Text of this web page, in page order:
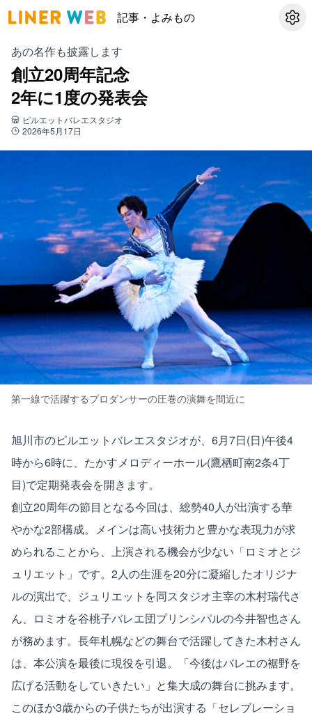
記事・よみもの 設定
あの名作も披露します
創立20周年記念
2年に1度の発表会
ピルエットバレエスタジオ
2026年5月17日
第一線で活躍するプロダンサーの圧巻の演舞を間近に
旭川市のピルエットバレエスタジオが、6月7日(日)午後4
時から6時に、たかすメロディーホール(鷹栖町南2条4丁
目)で定期発表会を開きます。
創立20周年の節目となる今回は、総勢40人が出演する華
やかな2部構成。メインは高い技術力と豊かな表現力が求
められることから、上演される機会が少ない「ロミオとジ
ュリエット」です。2人の生涯を20分に凝縮したオリジナ
ルの演出で、ジュリエットを同スタジオ主宰の木村瑞代さ
ん、ロミオを谷桃子バレエ団プリンシパルの今井智也さん
が務めます。長年札幌などの舞台で活躍してきた木村さん
は、本公演を最後に現役を引退。「今後はバレエの裾野を
広げる活動をしていきたい」と集大成の舞台に挑みます。
このほか3歳からの子供たちが出演する「セレブレーショ